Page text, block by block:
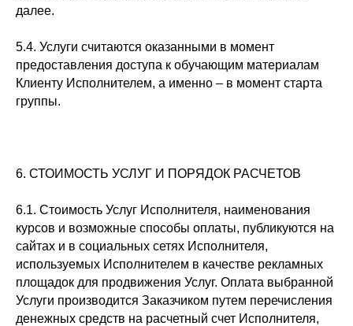
далее.
5.4. Услуги считаются оказанными в момент
предоставления доступа к обучающим материалам
Клиенту Исполнителем, а именно – в момент старта
группы.
6. СТОИМОСТЬ УСЛУГ И ПОРЯДОК РАСЧЕТОВ
6.1. Стоимость Услуг Исполнителя, наименования
курсов и возможные способы оплаты, публикуются на
сайтах и в социальных сетях Исполнителя,
используемых Исполнителем в качестве рекламных
площадок для продвижения Услуг. Оплата выбранной
Услуги производится Заказчиком путем перечисления
денежных средств на расчетный счет Исполнителя,